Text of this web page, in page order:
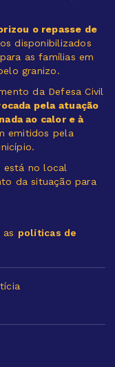
o repasse de
disponibilizados
as famílias em
granizo.
da Defesa Civil
pela atuação
ao calor e à
emitidos pela
está no local
da situação para
políticas de